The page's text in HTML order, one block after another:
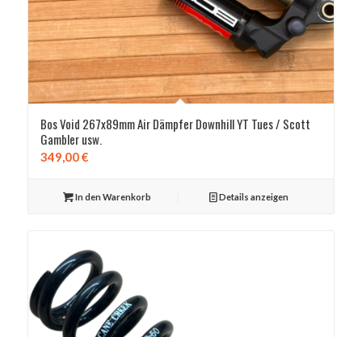
Bos Void 267x89mm Air Dämpfer Downhill YT Tues / Scott
Gambler usw.
349,00€
In den Warenkorb Details anzeigen